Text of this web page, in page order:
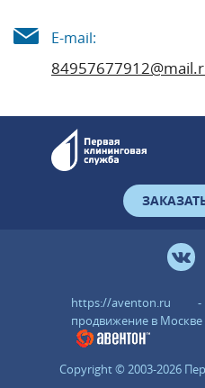
E-mail:
Copyright © 2003-2026
https://aventon.ru
продвижение в Москве